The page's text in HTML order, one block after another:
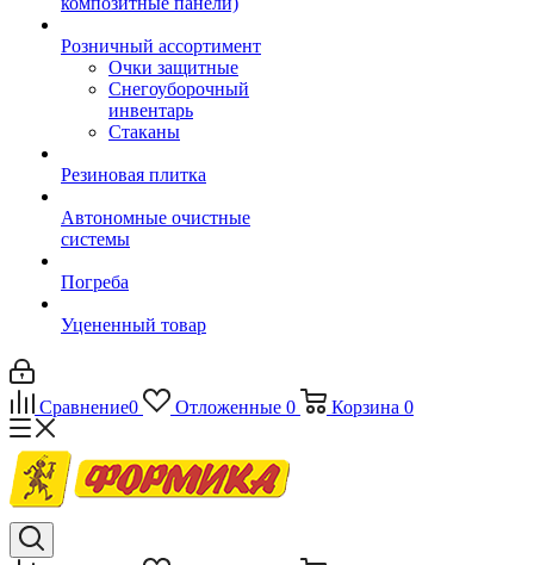
Розничный ассортимент
Очки защитные
Снегоуборочный
инвентарь
Стаканы
Резиновая плитка
Автономные очистные
системы
Погреба
Уцененный товар
Сравнение0 Отложенные 0 Корзина 0